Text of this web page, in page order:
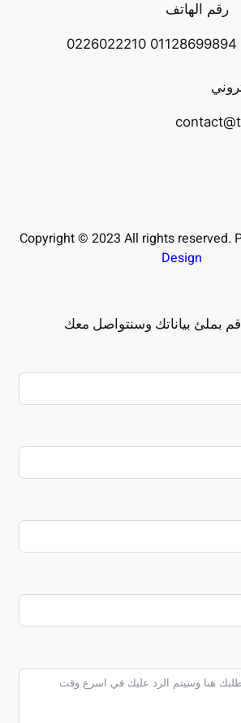
رقم الهاتف
Copyright © 2023 All rights reserved.
Design
بملئ بياناتك وسنتواصل معك